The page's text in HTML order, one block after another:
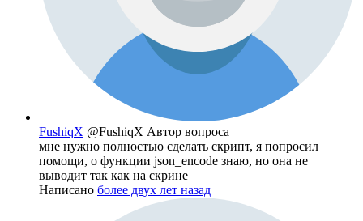
FushiqX @FushiqX Автор вопроса
мне нужно полностью сделать скрипт, я попросил
помощи, о функции json_encode знаю, но она не
выводит так как на скрине
Написано более двух лет назад